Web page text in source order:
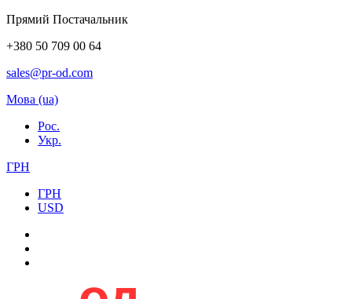
Прямий Постачальник
+380 50 709 00 64
sales@pr-od.com
Мова (ua)
Рос.
Укр.
ГРН
ГРН
USD